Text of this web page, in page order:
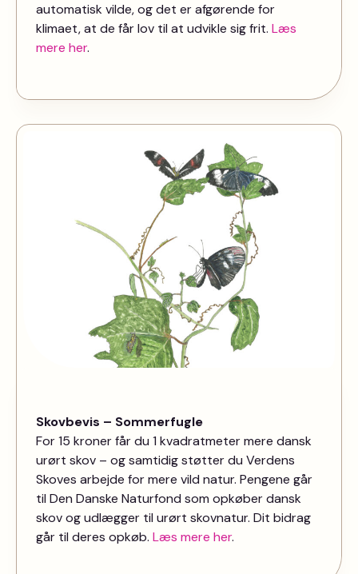
automatisk vilde, og det er afgørende for
klimaet, at de får lov til at udvikle sig frit. Læs
mere her.
Skovbevis – Sommerfugle
For 15 kroner får du 1 kvadratmeter mere dansk
urørt skov – og samtidig støtter du Verdens
Skoves arbejde for mere vild natur. Pengene går
til Den Danske Naturfond som opkøber dansk
skov og udlægger til urørt skovnatur. Dit bidrag
går til deres opkøb. Læs mere her.